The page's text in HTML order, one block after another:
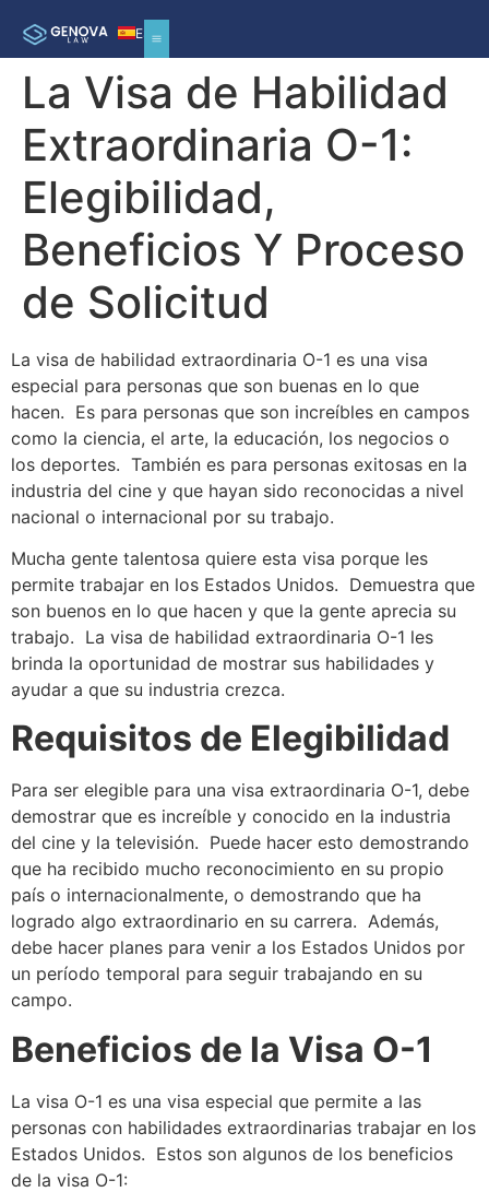
ES
La Visa de Habilidad
Extraordinaria O-1:
Elegibilidad,
Beneficios Y Proceso
de Solicitud
La visa de habilidad extraordinaria O-1 es una visa
especial para personas que son buenas en lo que
hacen. Es para personas que son increíbles en campos
como la ciencia, el arte, la educación, los negocios o
los deportes. También es para personas exitosas en la
industria del cine y que hayan sido reconocidas a nivel
nacional o internacional por su trabajo.
Mucha gente talentosa quiere esta visa porque les
permite trabajar en los Estados Unidos. Demuestra que
son buenos en lo que hacen y que la gente aprecia su
trabajo. La visa de habilidad extraordinaria O-1 les
brinda la oportunidad de mostrar sus habilidades y
ayudar a que su industria crezca.
Requisitos de Elegibilidad
Para ser elegible para una visa extraordinaria O-1, debe
demostrar que es increíble y conocido en la industria
del cine y la televisión. Puede hacer esto demostrando
que ha recibido mucho reconocimiento en su propio
país o internacionalmente, o demostrando que ha
logrado algo extraordinario en su carrera. Además,
debe hacer planes para venir a los Estados Unidos por
un período temporal para seguir trabajando en su
campo.
Beneficios de la Visa O-1
La visa O-1 es una visa especial que permite a las
personas con habilidades extraordinarias trabajar en los
Estados Unidos. Estos son algunos de los beneficios
de la visa O-1: